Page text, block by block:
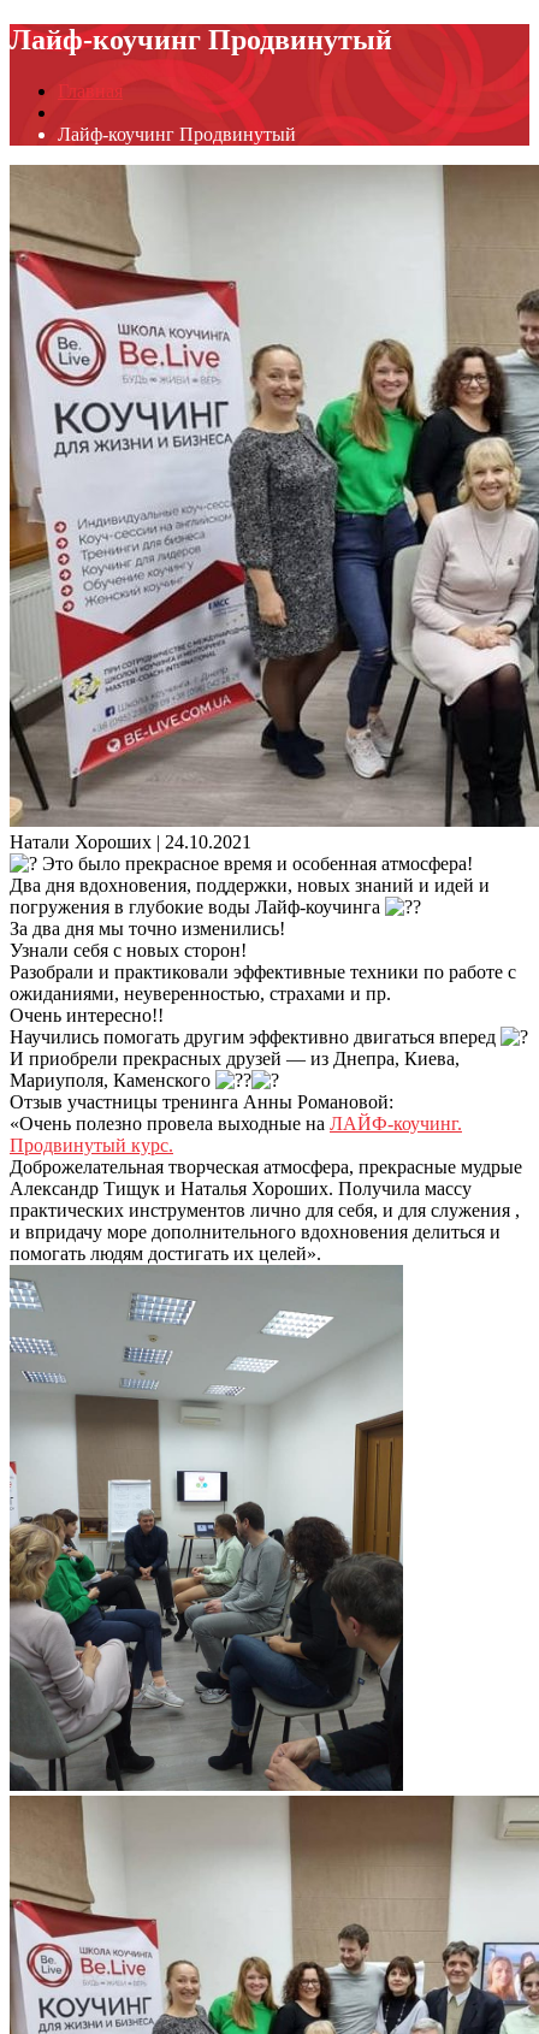
Лайф-коучинг Продвинутый
Главная
Лайф-коучинг Продвинутый
Натали Хороших | 24.10.2021
Это было прекрасное время и особенная атмосфера!
Два дня вдохновения, поддержки, новых знаний и идей и
погружения в глубокие воды Лайф-коучинга
За два дня мы точно изменились!
Узнали себя с новых сторон!
Разобрали и практиковали эффективные техники по работе с
ожиданиями, неуверенностью, страхами и пр.
Очень интересно!!
Научились помогать другим эффективно двигаться вперед
И приобрели прекрасных друзей — из Днепра, Киева,
Мариуполя, Каменского
Отзыв участницы тренинга Анны Романовой:
«Очень полезно провела выходные на ЛАЙФ-коучинг.
Продвинутый курс.
Доброжелательная творческая атмосфера, прекрасные мудрые
Александр Тищук и Наталья Хороших. Получила массу
практических инструментов лично для себя, и для служения ,
и впридачу море дополнительного вдохновения делиться и
помогать людям достигать их целей».